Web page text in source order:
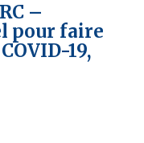
–
pour faire
19,